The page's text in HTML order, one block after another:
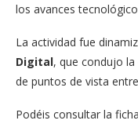
los avances
La actividad fue
Digital, que condujo
de puntos de vista
Podéis consultar la